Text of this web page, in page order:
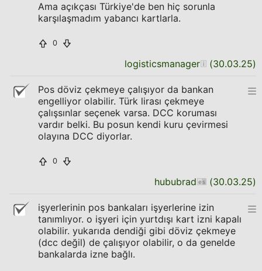
Ama açıkçası Türkiye'de ben hiç sorunla
karşılaşmadım yabancı kartlarla.
0
logisticsmanager (30.03.25)
Pos döviz çekmeye çalışıyor da bankan
engelliyor olabilir. Türk lirası çekmeye
çalışsınlar seçenek varsa. DCC koruması
vardır belki. Bu posun kendi kuru çevirmesi
olayına DCC diyorlar.
0
hububrad (30.03.25)
işyerlerinin pos bankaları işyerlerine izin
tanımlıyor. o işyeri için yurtdışı kart izni kapalı
olabilir. yukarıda dendiği gibi döviz çekmeye
(dcc değil) de çalışıyor olabilir, o da genelde
bankalarda izne bağlı.